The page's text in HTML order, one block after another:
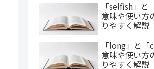
「selfish」と
意味や使い方
りやすく解説
「long」と
意味や使い方
りやすく解説